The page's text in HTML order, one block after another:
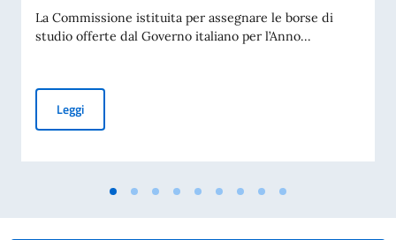
La Commissione istituita per assegnare le borse di
studio offerte dal Governo italiano per l’Anno...
LeggiBorse di studio offerte dal Governo italiano in favore di